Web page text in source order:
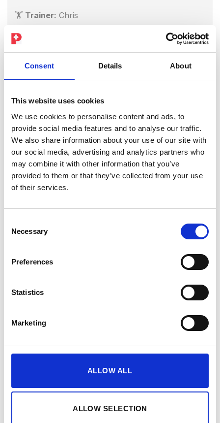
Consent Details About
This website uses cookies
We use cookies to personalise content and ads, to
provide social media features and to analyse our traffic.
We also share information about your use of our site with
our social media, advertising and analytics partners who
may combine it with other information that you’ve
provided to them or that they’ve collected from your use
of their services.
Selection
Necessary
Preferences
Statistics
Marketing
ALLOW ALL
ALLOW SELECTION
🏋️ Trainer: Chris
💪
Fettverbrennung, Ausdauer &
Energieboost
🌿 BALANCE – Relax & Recovery
Entspanne, atme durch und tanke neue Energie.
Dieses wohltuende Relax-Workout hilft dir, Stress